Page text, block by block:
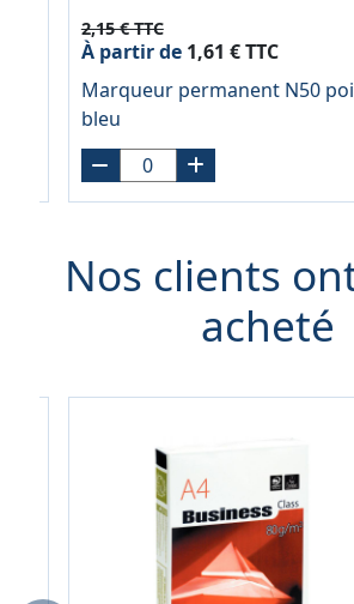
2,15 € TTC
À partir de1,61 € TTC
Marqueur permanent N50
bleu
Nos clients
acheté